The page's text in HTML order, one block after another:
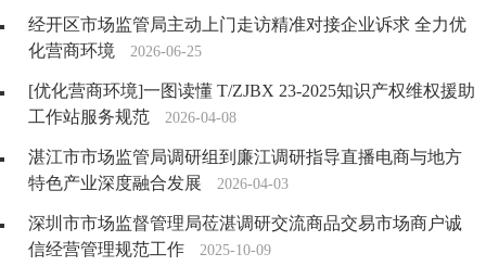
经开区市场监管局主动上门走访精准对接企业诉求 全力优
化营商环境
2026-06-25
[优化营商环境]一图读懂 T/ZJBX 23-2025知识产权维权援助
工作站服务规范
2026-04-08
湛江市市场监管局调研组到廉江调研指导直播电商与地方
特色产业深度融合发展
2026-04-03
深圳市市场监督管理局莅湛调研交流商品交易市场商户诚
信经营管理规范工作
2025-10-09